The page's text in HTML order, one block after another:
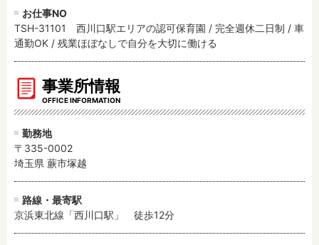
お仕事NO
TSH-31101 西川口駅エリアの認可保育園 / 完全週休二日制 / 車
通勤OK / 残業ほぼなしで自分を大切に働ける
事業所情報
OFFICE INFORMATION
勤務地
〒335-0002
埼玉県 蕨市塚越
路線・最寄駅
京浜東北線「西川口駅」　徒歩12分